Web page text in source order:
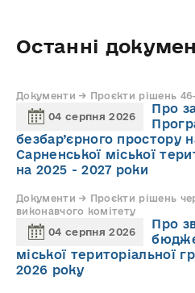
Останні
Документи → Проєкти рішень 46-
04 серпня 2026
Про
безбар’єрного простору
Сарненської міської
на 2025 - 2027 роки
Документи → Проєкти рішень
виконавчого комітету
04 серпня 2026
Про
міської територіальної
2026 року